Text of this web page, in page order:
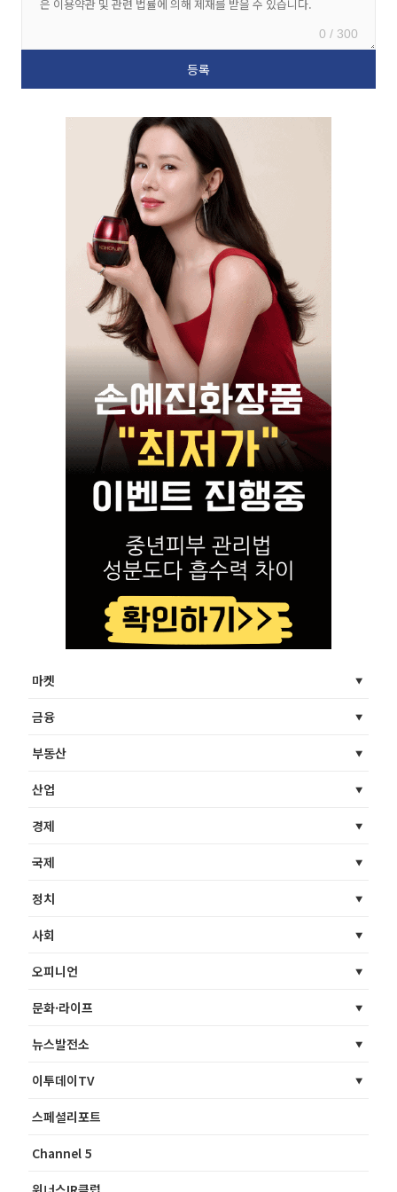
0 / 300
마켓
금융
부동산
산업
경제
국제
정치
사회
오피니언
문화·라이프
뉴스발전소
이투데이TV
스페셜리포트
Channel 5